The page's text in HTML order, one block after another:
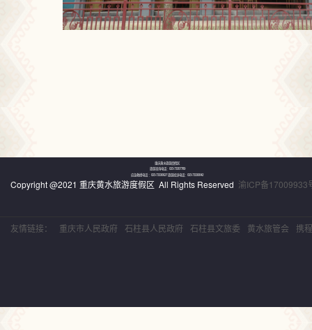
重庆黄水旅游度假区
旅游咨询电话：023-73357789
应急救援电话 ：023-73330627 旅游投诉电话：023-73330042
Copyright @2021 重庆黄水旅游度假区 All Rights Reserved 渝ICP备17009933
友情链接： 重庆市人民政府 石柱县人民政府 石柱县文旅委 黄水旅管会 携